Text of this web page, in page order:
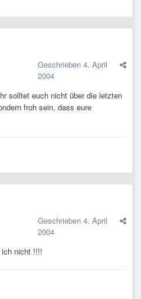
Geschrieben 4. April
2004
solltet euch nicht über die letzten
froh sein, dass eure
Geschrieben 4. April
2004
nicht !!!!